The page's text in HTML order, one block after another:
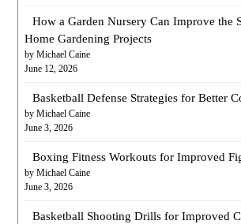
How a Garden Nursery Can Improve the
Home Gardening Projects
by Michael Caine
June 12, 2026
Basketball Defense Strategies for Better
by Michael Caine
June 3, 2026
Boxing Fitness Workouts for Improved
by Michael Caine
June 3, 2026
Basketball Shooting Drills for Improved